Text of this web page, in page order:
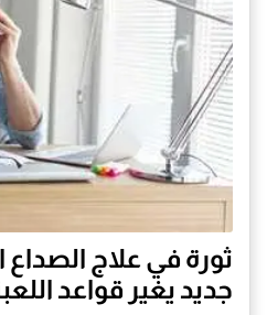
ثورة في علاج الصداع
جديد يغير قواعد